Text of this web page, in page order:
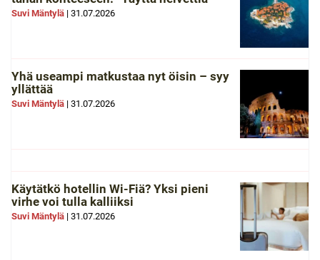
Suvi Mäntylä | 31.07.2026
Yhä useampi matkustaa nyt öisin – syy
yllättää
Suvi Mäntylä | 31.07.2026
Käytätkö hotellin Wi-Fiä? Yksi pieni
virhe voi tulla kalliiksi
Suvi Mäntylä | 31.07.2026